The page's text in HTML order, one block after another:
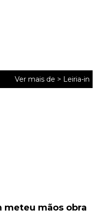
Ver mais de > Leiria-in
meteu mãos obra